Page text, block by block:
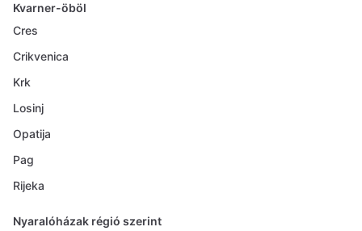
Kvarner-öböl
Cres
Crikvenica
Krk
Losinj
Opatija
Pag
Rijeka
Nyaralóházak régió szerint